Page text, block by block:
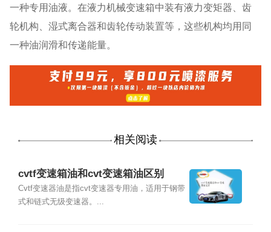
一种专用油液。在液力机械变速箱中装有液力变矩器、齿
轮机构、湿式离合器和齿轮传动装置等，这些机构均用同
一种油润滑和传递能量。
相关阅读
cvtf变速箱油和cvt变速箱油区别
Cvtf变速器油是指cvt变速器专用油，适用于钢带
式和链式无级变速器。...